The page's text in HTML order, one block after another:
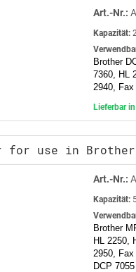
Art.-Nr.:
Kapazität:
Brother
7360, HL
2940,
Lieferbar
for use in Brother
Art.-Nr.:
Kapazität:
Brother
HL 2250,
2950,
DCP 7055